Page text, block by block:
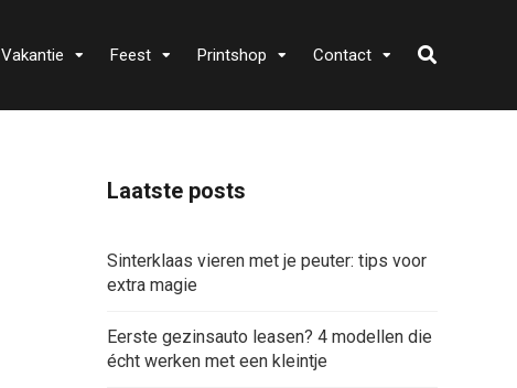
Vakantie Feest Printshop Contact
Laatste posts
Sinterklaas vieren met je peuter: tips voor
extra magie
Eerste gezinsauto leasen? 4 modellen die
écht werken met een kleintje